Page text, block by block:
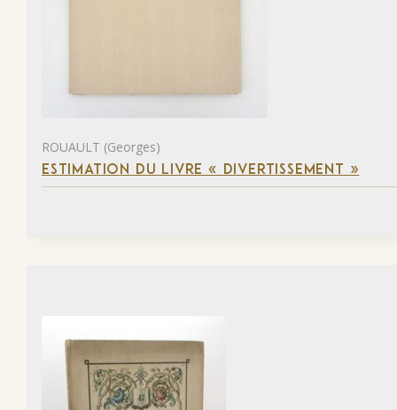
ROUAULT (Georges)
ESTIMATION DU LIVRE « DIVERTISSEMENT »